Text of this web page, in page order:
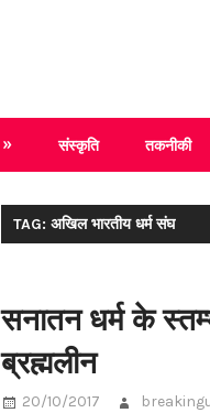
संस्कृति तकनीकी
TAG: अखिल भारतीय धर्म संघ
सनातन धर्म के
ब्रह्मलीन
20/10/2017